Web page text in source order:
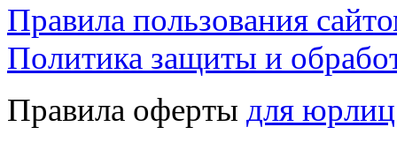
Правила пользования
Политика защиты и
Правила оферты для